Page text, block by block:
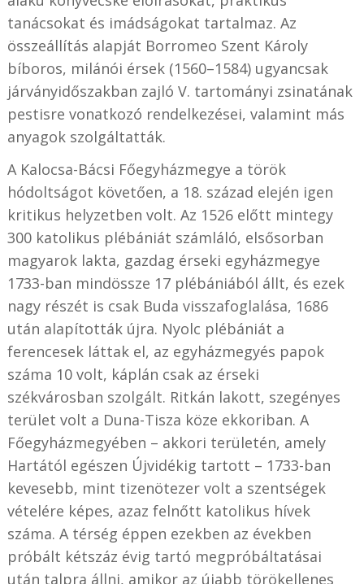
tanácsokat és imádságokat tartalmaz. Az
összeállítás alapját Borromeo Szent Károly
bíboros, milánói érsek (1560–1584) ugyancsak
járványidőszakban zajló V. tartományi zsinatának
pestisre vonatkozó rendelkezései, valamint más
anyagok szolgáltatták.
A Kalocsa-Bácsi Főegyházmegye a török
hódoltságot követően, a 18. század elején igen
kritikus helyzetben volt. Az 1526 előtt mintegy
300 katolikus plébániát számláló, elsősorban
magyarok lakta, gazdag érseki egyházmegye
1733-ban mindössze 17 plébániából állt, és ezek
nagy részét is csak Buda visszafoglalása, 1686
után alapították újra. Nyolc plébániát a
ferencesek láttak el, az egyházmegyés papok
száma 10 volt, káplán csak az érseki
székvárosban szolgált. Ritkán lakott, szegényes
terület volt a Duna-Tisza köze ekkoriban. A
Főegyházmegyében – akkori területén, amely
Hartától egészen Újvidékig tartott – 1733-ban
kevesebb, mint tizenötezer volt a szentségek
vételére képes, azaz felnőtt katolikus hívek
száma. A térség éppen ezekben az években
próbált kétszáz évig tartó megpróbáltatásai
után talpra állni, amikor az újabb törökellenes